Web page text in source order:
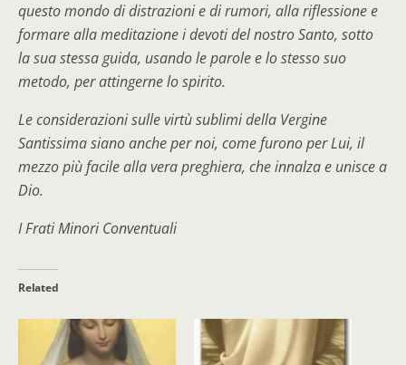
questo mondo di distrazioni e di rumori, alla riflessione e
formare alla meditazione i devoti del nostro Santo, sotto
la sua stessa guida, usando le parole e lo stesso suo
metodo, per attingerne lo spirito.
Le considerazioni sulle virtù sublimi della Vergine
Santissima siano anche per noi, come furono per Lui, il
mezzo più facile alla vera preghiera, che innalza e unisce a
Dio.
I Frati Minori Conventuali
Related